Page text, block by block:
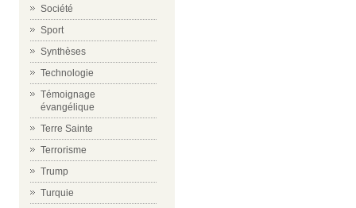
Société
Sport
Synthèses
Technologie
Témoignage
évangélique
Terre Sainte
Terrorisme
Trump
Turquie